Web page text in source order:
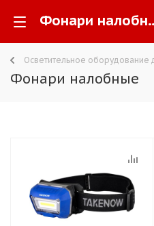
Осветительное оборудование
Фонари налобные